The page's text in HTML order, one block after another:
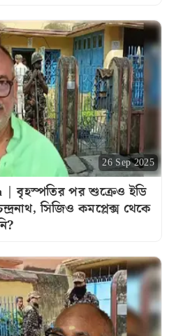
26 Sep 2025
| বৃহস্পতির পর শুক্রেও ইডি
সিজিও কমপ্লেক্স থেকে